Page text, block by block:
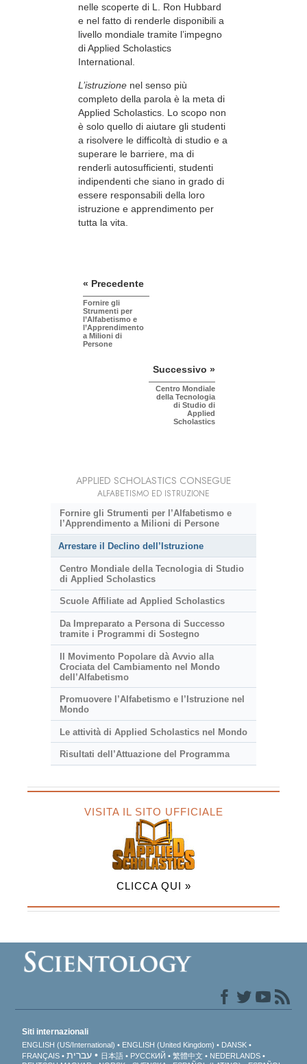
nelle scoperte di L. Ron Hubbard
e nel fatto di renderle disponibili a
livello mondiale tramite l’impegno
di Applied Scholastics
International.
L’istruzione nel senso più
completo della parola è la meta di
Applied Scholastics. Lo scopo non
è solo quello di aiutare gli studenti
a risolvere le difficoltà di studio e a
superare le barriere, ma di
renderli autosufficienti, studenti
indipendenti che siano in grado di
essere responsabili della loro
istruzione e apprendimento per
tutta la vita.
« Precedente
Fornire gli
Strumenti per
l’Alfabetismo e
l’Apprendimento
a Milioni di
Persone
Successivo »
Centro Mondiale
della Tecnologia
di Studio di
Applied
Scholastics
APPLIED SCHOLASTICS CONSEGUE
ALFABETISMO ED ISTRUZIONE
Fornire gli Strumenti per l’Alfabetismo e
l’Apprendimento a Milioni di Persone
Arrestare il Declino dell’Istruzione
Centro Mondiale della Tecnologia di Studio
di Applied Scholastics
Scuole Affiliate ad Applied Scholastics
Da Impreparato a Persona di Successo
tramite i Programmi di Sostegno
Il Movimento Popolare dà Avvio alla
Crociata del Cambiamento nel Mondo
dell’Alfabetismo
Promuovere l’Alfabetismo e l’Istruzione nel
Mondo
Le attività di Applied Scholastics nel Mondo
Risultati dell’Attuazione del Programma
VISITA IL SITO UFFICIALE
CLICCA QUI »
Siti internazionali
ENGLISH (US/International) ENGLISH (United Kingdom)
DANSK
FRANÇAIS
עברית 日本語 РУССКИЙ 繁體中文
NEDERLANDS